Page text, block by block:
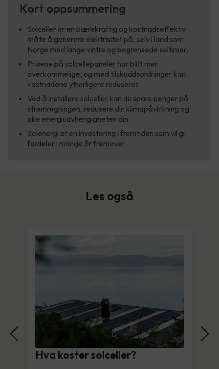
Kort oppsummering
Solceller er en bærekraftig og kostnadseffektiv
måte å generere elektrisitet på, selv i land som
Norge med lange vintre og begrensede soltimer.
Prisene på solcellepaneler har blitt mer
overkommelige, og med tilskuddsordninger kan
kostnadene ytterligere reduseres.
Ved å installere solceller kan du spare penger på
strømregningen, redusere din klimapåvirkning og
øke energiuavhengigheten din.
Solenergi er en investering i fremtiden som vil gi
fordeler i mange år fremover.
Les også
Hva koster solceller?